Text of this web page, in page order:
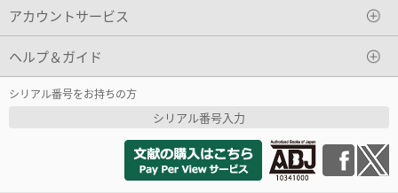
アカウントサービス
ヘルプ＆ガイド
シリアル番号をお持ちの方
シリアル番号入力